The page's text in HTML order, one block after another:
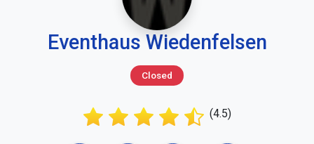
Eventhaus Wiedenfelsen
Closed
(4.5)